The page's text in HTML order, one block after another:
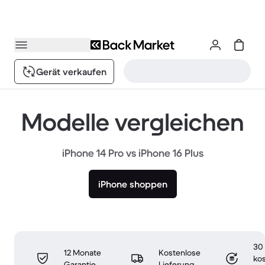
Gerät verkaufen
Modelle vergleichen
iPhone 14 Pro vs iPhone 16 Plus
iPhone shoppen
12 Monate
Kostenlose
30